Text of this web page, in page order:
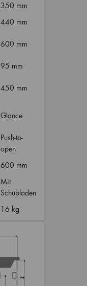
350 mm
440 mm
600 mm
95 mm
450 mm
Glance
Push-to-
open
600 mm
Mit
Schubladen
16 kg